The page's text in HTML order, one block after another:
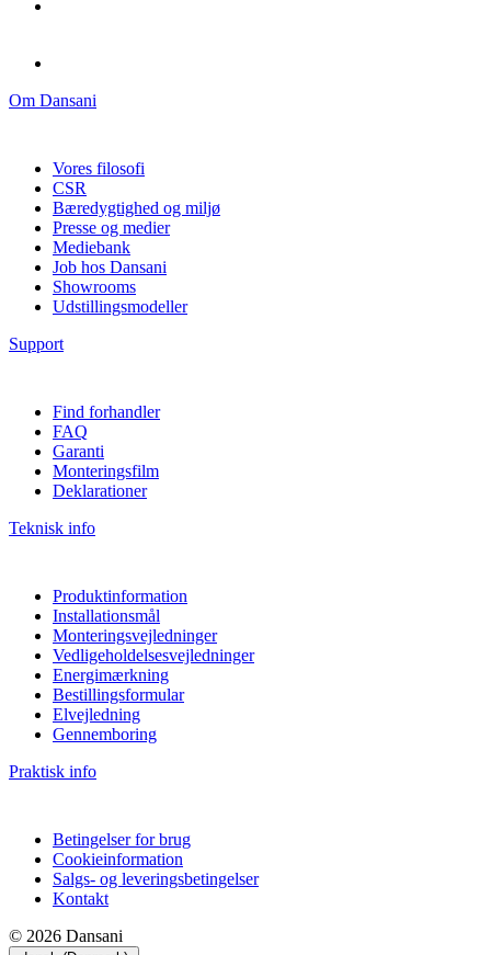
Om Dansani
Vores filosofi
CSR
Bæredygtighed og miljø
Presse og medier
Mediebank
Job hos Dansani
Showrooms
Udstillingsmodeller
Support
Find forhandler
FAQ
Garanti
Monteringsfilm
Deklarationer
Teknisk info
Produktinformation
Installationsmål
Monteringsvejledninger
Vedligeholdelsesvejledninger
Energimærkning
Bestillingsformular
Elvejledning
Gennemboring
Praktisk info
Betingelser for brug
Cookieinformation
Salgs- og leveringsbetingelser
Kontakt
© 2026 Dansani